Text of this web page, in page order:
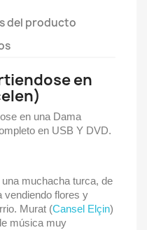
del producto
en
en una Dama
en USB Y DVD.
muchacha turca, de
vendiendo flores y
Murat (Cansel Elçin)
música muy